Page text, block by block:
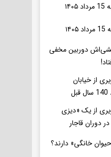
دوربین مخفی
از خیابان
از یک «دیزی
دوران قاجار
خانگی» دارند؟